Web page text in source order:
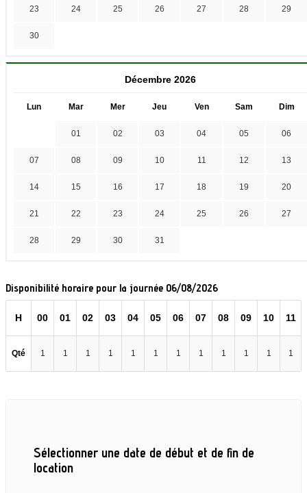
23 24 25 26 27 28 29
30
Décembre 2026
Lun Mar Mer Jeu Ven Sam Dim
01 02 03 04 05 06
07 08 09 10 11 12 13
14 15 16 17 18 19 20
21 22 23 24 25 26 27
28 29 30 31
Disponibilité horaire pour la journée 06/08/2026
H 00 01 02 03 04 05 06 07 08 09 10 11
Qté 1 1 1 1 1 1 1 1 1 1 1 1
Sélectionner une date de début et de fin de
location